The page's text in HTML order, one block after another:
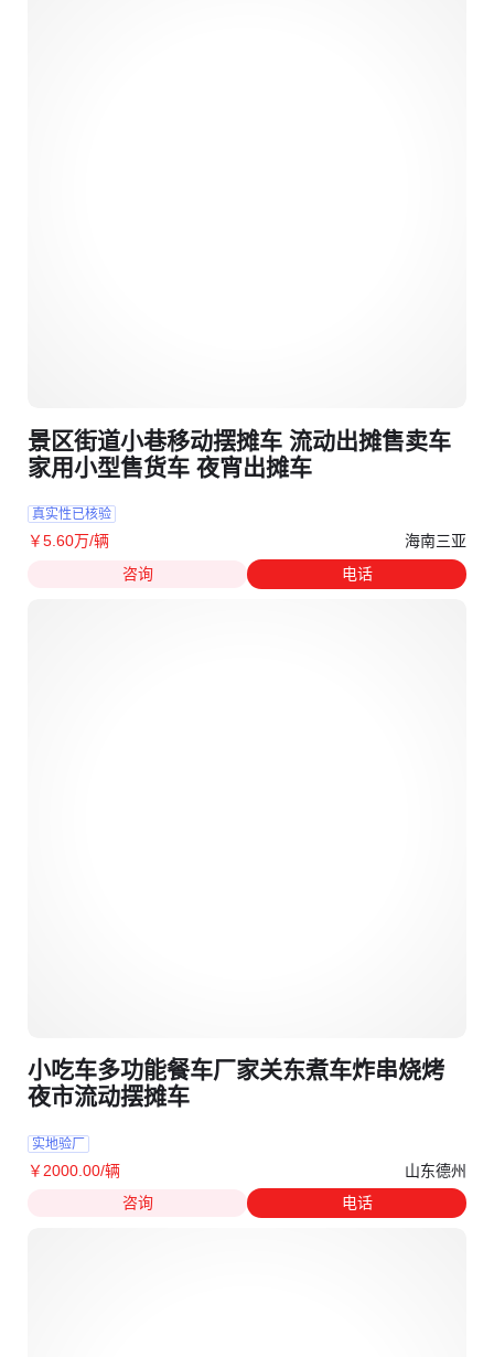
景区街道小巷移动摆摊车 流动出摊售卖车
家用小型售货车 夜宵出摊车
真实性已核验
￥5.60万/辆
海南三亚
咨询
电话
小吃车多功能餐车厂家关东煮车炸串烧烤
夜市流动摆摊车
实地验厂
￥ 2000 .00/辆
山东德州
咨询
电话